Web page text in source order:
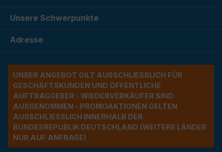
Unsere Schwerpunkte
Adresse
UNSER ANGEBOT GILT AUSSCHLIESSLICH FÜR G
ESCHÄFTSKUNDEN UND ÖFFENTLICHE A
UFTRAGGEBER - WIEDERVERKÄUFER SIND A
USGENOMMEN - PROMOAKTIONEN GELTEN A
USSCHLIESSLICH INNERHALB DER BU
NDESREPUBLIK DEUTSCHLAND (WEITERE LÄNDER NU
R AUF ANFRAGE)